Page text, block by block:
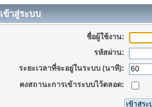
เข้าสู่ระบบ
ชื่อผู้ใช้งาน:
รหัสผ่าน:
ระยะเวลาที่จะอยู่ในระบบ (นาที):
คงสถานะการเข้าระบบไว้ตลอด: